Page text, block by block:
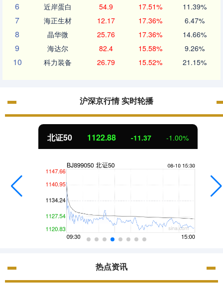
6 近岸蛋白 54.9 17.51% 11.39%
7 海正生材 12.17 17.36% 6.47%
8 晶华微 25.76 17.36% 14.66%
9 海达尔 82.4 15.58% 9.26%
10 科力装备 26.79 15.52% 21.15%
沪深京行情 实时轮播
北证50 1122.88 -11.37 -1.00%
热点资讯